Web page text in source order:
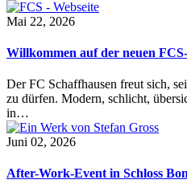
Mai 22, 2026
Willkommen auf der neuen
Der FC Schaffhausen freut sich,
zu dürfen. Modern, schlicht,
in…
Juni 02, 2026
After-Work-Event in Schloss